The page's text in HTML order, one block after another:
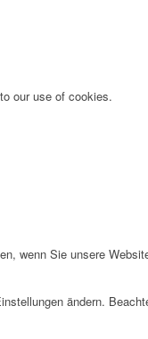
our use of cookies.
wenn Sie unsere
ändern.